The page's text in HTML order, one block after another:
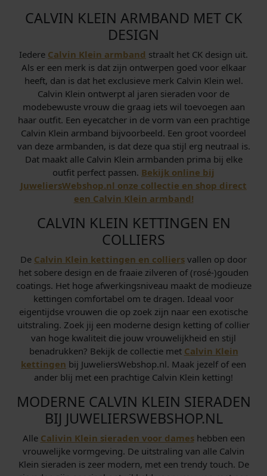
CALVIN KLEIN ARMBAND MET CK
DESIGN
Iedere Calvin Klein armband straalt het CK design uit.
Als er een merk is dat zijn ontwerpen goed voor elkaar
heeft, dan is dat het exclusieve merk Calvin Klein wel.
Calvin Klein ontwerpt al jaren sieraden voor de
modebewuste vrouw die graag iets wil toevoegen aan
haar outfit. Een eyecatcher in de vorm van een prachtige
Calvin Klein armband bijvoorbeeld. Een groot voordeel
van deze armbanden, is dat deze qua stijl erg neutraal is.
Dat maakt alle Calvin Klein armbanden prima bij elke
outfit perfect passen. Bekijk online bij
JuweliersWebshop.nl onze collectie en shop direct
een Calvin Klein armband!
CALVIN KLEIN KETTINGEN EN
COLLIERS
De Calvin Klein kettingen en colliers vallen op door
het sobere design en de fraaie zilveren of (rosé-)gouden
coatings. Het hoge afwerkingsniveau maakt de modieuze
kettingen comfortabel om te dragen. Ideaal voor
eigentijdse vrouwen die op zoek zijn naar een exotische
uitstraling. Zoek jij een moderne design ketting of collier
van hoge kwaliteit die jouw vrouwelijkheid en stijl
benadrukken? Bekijk de collectie met Calvin Klein
kettingen bij JuweliersWebshop.nl. Maak jezelf of een
ander blij met een prachtige Calvin Klein ketting!
MODERNE CALVIN KLEIN SIERADEN
BIJ JUWELIERSWEBSHOP.NL
Alle Calivin Klein sieraden voor dameshebben een
vrouwelijke vormgeving. De uitstraling van alle Calvin
Klein sieraden is zeer modern, met een trendy touch. De